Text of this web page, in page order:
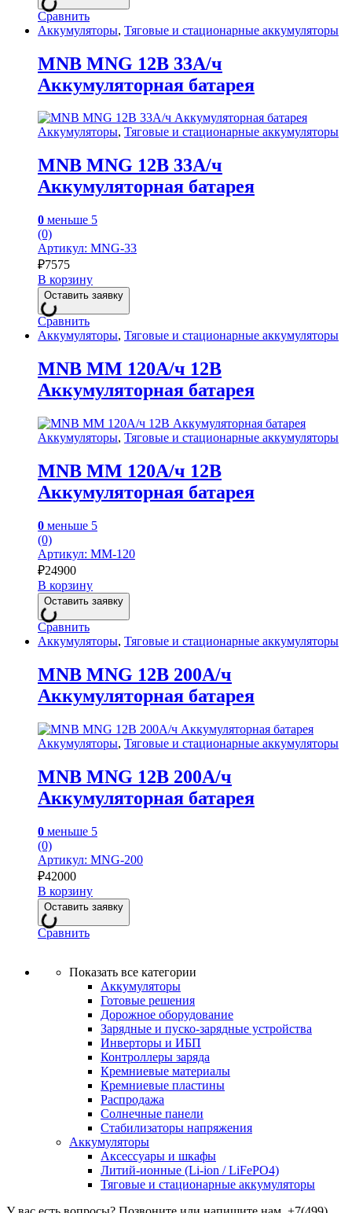
Сравнить
Аккумуляторы, Тяговые и стационарные аккумуляторы
MNB MNG 12В 33А/ч
Аккумуляторная батарея
Аккумуляторы, Тяговые и стационарные аккумуляторы
MNB MNG 12В 33А/ч
Аккумуляторная батарея
0 меньше 5
(0)
Артикул: MNG-33
₽7575
В корзину
Оставить заявку
Сравнить
Аккумуляторы, Тяговые и стационарные аккумуляторы
MNB MM 120А/ч 12В
Аккумуляторная батарея
Аккумуляторы, Тяговые и стационарные аккумуляторы
MNB MM 120А/ч 12В
Аккумуляторная батарея
0 меньше 5
(0)
Артикул: MM-120
₽24900
В корзину
Оставить заявку
Сравнить
Аккумуляторы, Тяговые и стационарные аккумуляторы
MNB MNG 12В 200А/ч
Аккумуляторная батарея
Аккумуляторы, Тяговые и стационарные аккумуляторы
MNB MNG 12В 200А/ч
Аккумуляторная батарея
0 меньше 5
(0)
Артикул: MNG-200
₽42000
В корзину
Оставить заявку
Сравнить
Показать все категории
Аккумуляторы
Готовые решения
Дорожное оборудование
Зарядные и пуско-зарядные устройства
Инверторы и ИБП
Контроллеры заряда
Кремниевые материалы
Кремниевые пластины
Распродажа
Солнечные панели
Стабилизаторы напряжения
Аккумуляторы
Аксессуары и шкафы
Литий-ионные (Li-ion / LiFePO4)
Тяговые и стационарные аккумуляторы